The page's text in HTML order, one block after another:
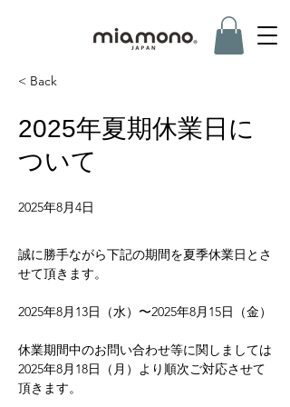
< Back
2025年夏期休業日に
ついて
2025年8月4日
誠に勝手ながら下記の期間を夏季休業日とさ
せて頂きます。
2025年8月13日（水）〜2025年8月15日（金）
休業期間中のお問い合わせ等に関しましては
2025年8月18日（月）より順次ご対応させて
頂きます。